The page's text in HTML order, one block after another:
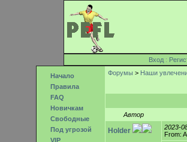
Вход :
Начало
Правила
FAQ
Новичкам
Свободные
Под угрозой
VIP
Форумы > Наши
Автор
Holder 2023-
From: